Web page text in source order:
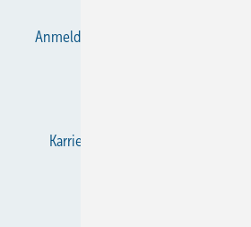
Anmelden
Karriere bei Gentner